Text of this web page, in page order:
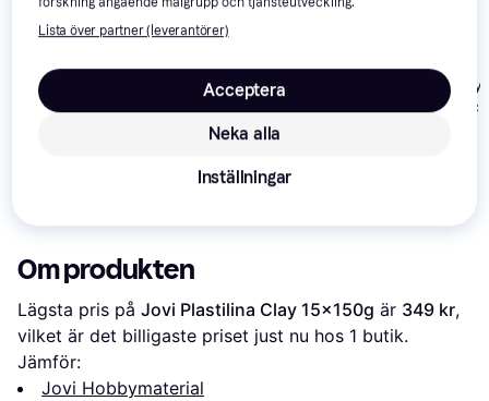
Play-Doh Starter Set
Flowers
Play-Doh
Vibrant 8
Om produkten
Lägsta pris på Jovi Plastilina Clay 15x150g är 349 kr,
vilket är det billigaste priset just nu hos 1 butik.
Jämför:
Jovi Hobbymaterial
Lista över partner (leverantörer)
Neka alla
Acceptera
Inställningar